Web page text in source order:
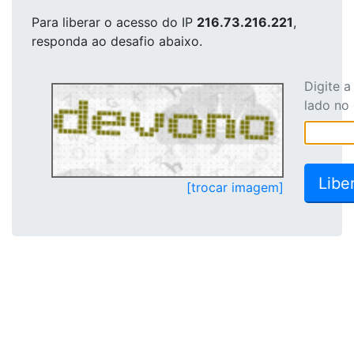
Para liberar o acesso do IP 216.73.216.221,
responda ao desafio abaixo.
[trocar imagem]
Digite
lado no